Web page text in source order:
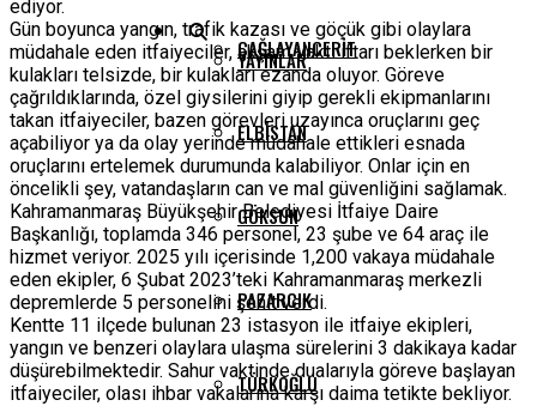
YAYINLAR
ÇAĞLAYANCERIT
ELBISTAN
GÖKSUN
PAZARCIK
TÜRKOĞLU
ediyor.
Gün boyunca yangın, trafik kazası ve göçük gibi olaylara
müdahale eden itfaiyeciler, akşam vakti iftarı beklerken bir
kulakları telsizde, bir kulakları ezanda oluyor. Göreve
çağrıldıklarında, özel giysilerini giyip gerekli ekipmanlarını
takan itfaiyeciler, bazen görevleri uzayınca oruçlarını geç
açabiliyor ya da olay yerinde müdahale ettikleri esnada
oruçlarını ertelemek durumunda kalabiliyor. Onlar için en
öncelikli şey, vatandaşların can ve mal güvenliğini sağlamak.
Kahramanmaraş Büyükşehir Belediyesi İtfaiye Daire
Başkanlığı, toplamda 346 personel, 23 şube ve 64 araç ile
hizmet veriyor. 2025 yılı içerisinde 1,200 vakaya müdahale
eden ekipler, 6 Şubat 2023’teki Kahramanmaraş merkezli
depremlerde 5 personelini şehit verdi.
Kentte 11 ilçede bulunan 23 istasyon ile itfaiye ekipleri,
yangın ve benzeri olaylara ulaşma sürelerini 3 dakikaya kadar
düşürebilmektedir. Sahur vaktinde dualarıyla göreve başlayan
itfaiyeciler, olası ihbar vakalarına karşı daima tetikte bekliyor.